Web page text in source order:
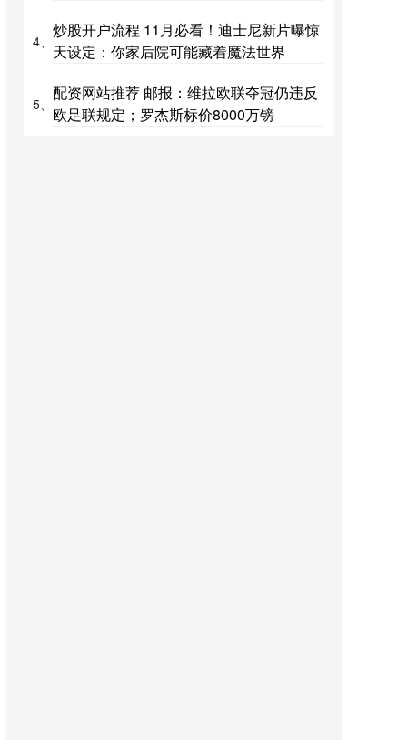
4、
炒股开户流程 11月必看！迪士尼新片曝惊
天设定：你家后院可能藏着魔法世界
5、
配资网站推荐 邮报：维拉欧联夺冠仍违反
欧足联规定；罗杰斯标价8000万镑